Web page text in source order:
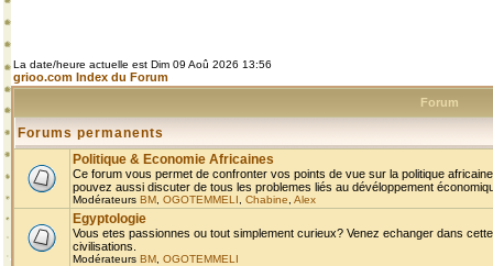
La date/heure actuelle est Dim 09 Aoû 2026 13:56
grioo.com Index du Forum
Forum
Forums permanents
Politique & Economie Africaines
Ce forum vous permet de confronter vos points de vue sur la politique
pouvez aussi discuter de tous les problemes liés au dévéloppement
Modérateurs BM OGOTEMMELI Chabine Alex
Egyptologie
Vous etes passionnes ou tout simplement curieux? Venez echanger dans
civilisations.
Modérateurs BM OGOTEMMELI